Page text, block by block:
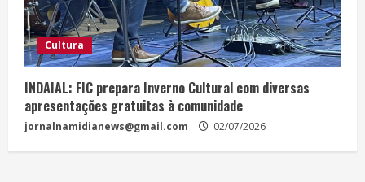
Cultura
INDAIAL: FIC prepara Inverno Cultural com diversas
apresentações gratuitas à comunidade
jornalnamidianews@gmail.com 02/07/2026